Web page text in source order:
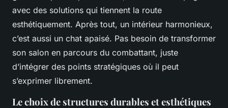
avec des solutions qui tiennent la route
esthétiquement. Après tout, un intérieur harmonieux,
c’est aussi un chat apaisé. Pas besoin de transformer
son salon en parcours du combattant, juste
d’intégrer des points stratégiques où il peut
s’exprimer librement.
Le choix de structures durables et esthétiques